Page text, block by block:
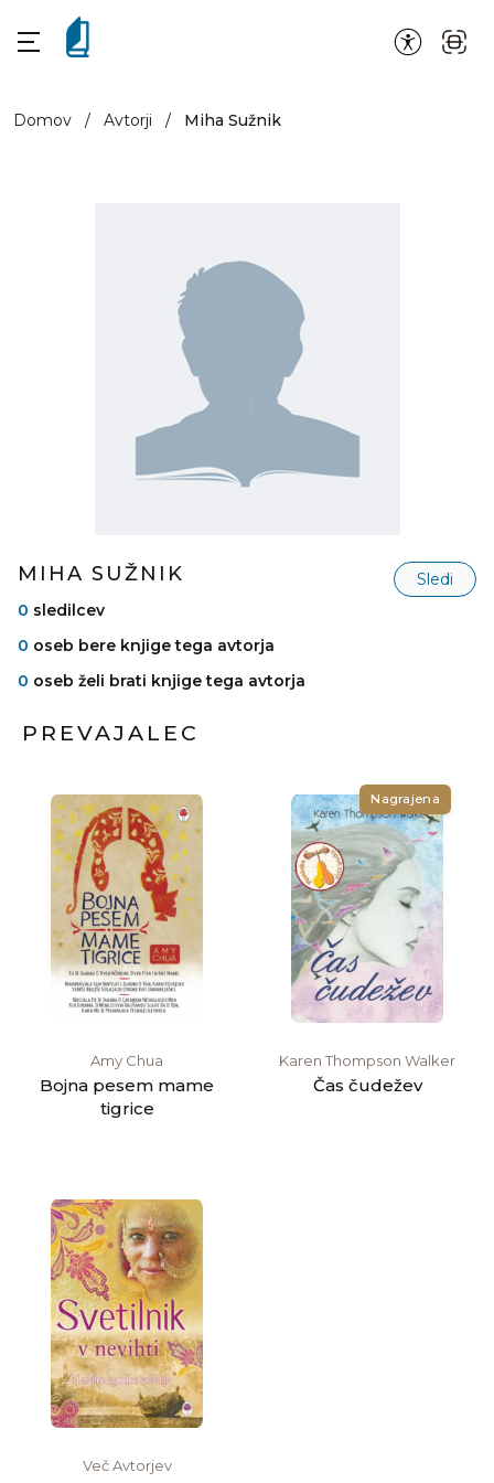
Domov / Avtorji / Miha Sužnik
MIHA SUŽNIK
Sledi
0 sledilcev
0 oseb bere knjige tega avtorja
0 oseb želi brati knjige tega avtorja
PREVAJALEC
Amy Chua
Bojna pesem mame
tigrice
Nagrajena
Karen Thompson Walker
Čas čudežev
Več Avtorjev